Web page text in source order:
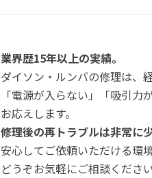
業界歴15年以上の実績。
ダイソン・ルンバの修理は、
「電源が入らない」「吸引
お応えします。
修理後の再トラブルは非常に
安心してご依頼いただける環
どうぞお気軽にご相談ください